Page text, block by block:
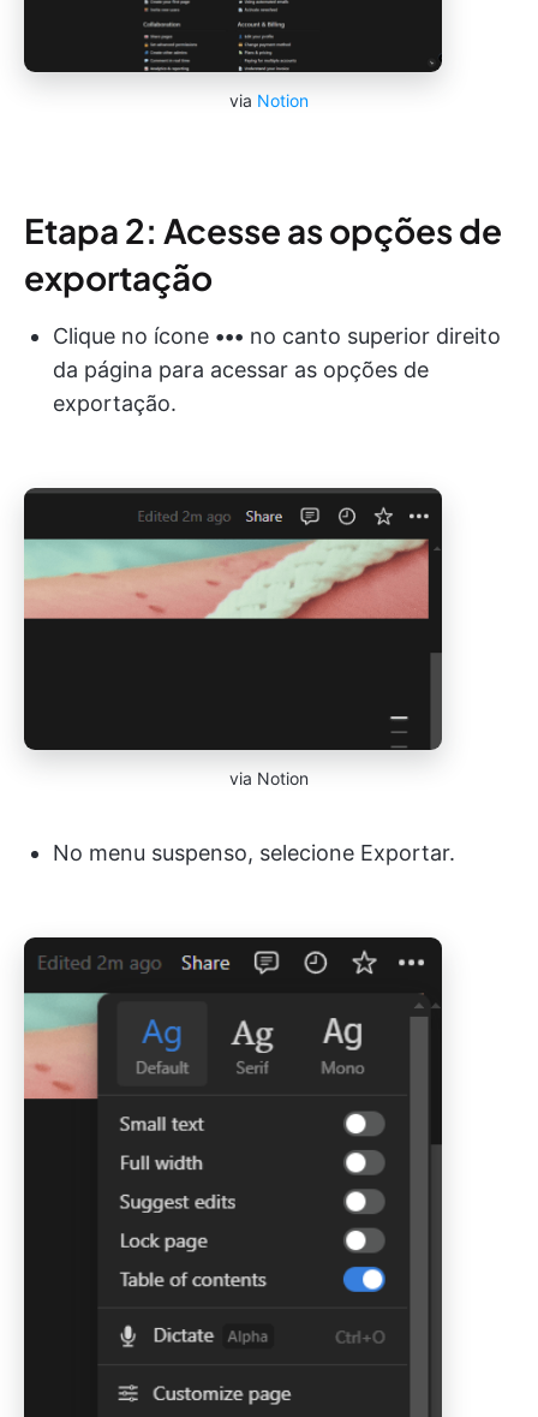
via Notion
Etapa 2: Acesse as opções de
exportação
Clique no ícone ••• no canto superior direito
da página para acessar as opções de
exportação.
via Notion
No menu suspenso, selecione Exportar.